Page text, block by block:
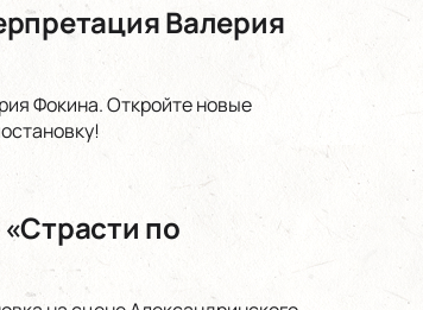
Валерия
Фокина. Откройте новые
по